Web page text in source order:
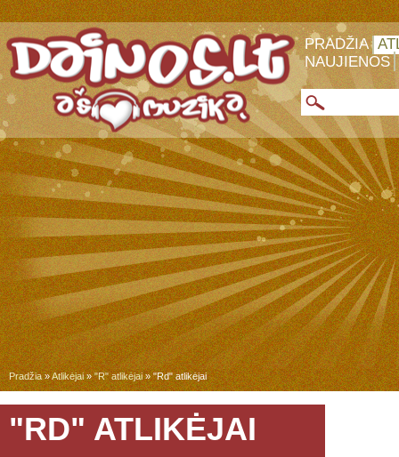
PRADŽIA
NAUJIENOS
Pradžia»Atlikėjai»"R" atlikėjai» "Rd" atlikėjai
"RD" ATLIKĖJAI